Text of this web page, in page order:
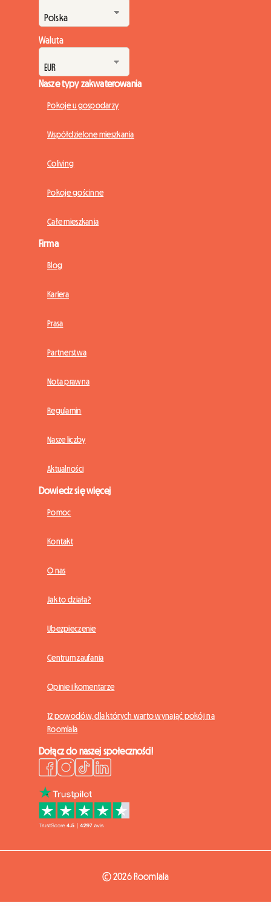
Waluta
Nasze typy zakwaterowania
Pokoje u gospodarzy
Współdzielone mieszkania
Coliving
Pokoje gościnne
Całe mieszkania
Firma
Blog
Kariera
Prasa
Partnerstwa
Nota prawna
Regulamin
Nasze liczby
Aktualności
Dowiedz się więcej
Pomoc
Kontakt
O nas
Jak to działa?
Ubezpieczenie
Centrum zaufania
Opinie i komentarze
12 powodów, dla których warto wynająć pokój na
Roomlala
Dołącz do naszej społeczności!
© 2026 Roomlala